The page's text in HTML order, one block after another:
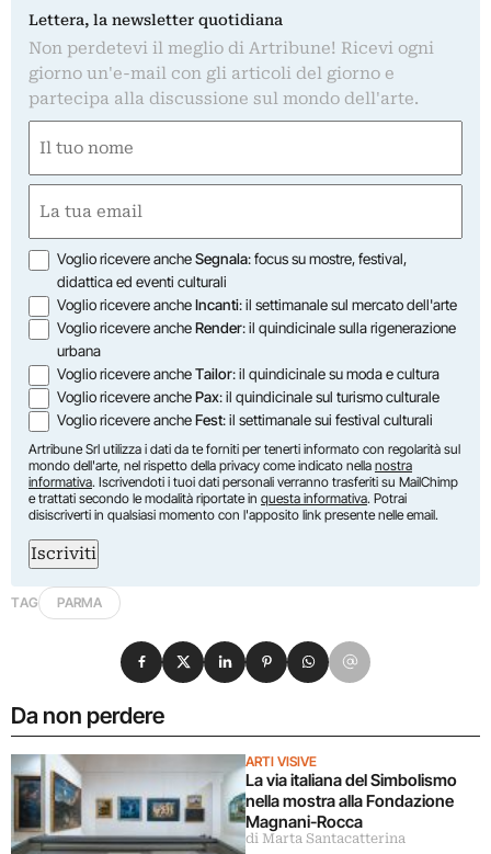
Lettera, la newsletter quotidiana
Non perdetevi il meglio di Artribune! Ricevi ogni
giorno un'e-mail con gli articoli del giorno e
partecipa alla discussione sul mondo dell'arte.
(Obbligatorio)
Nome
(Obbligatorio)
Opzioni
Voglio ricevere ancheSegnala: focus su mostre, festival,
didattica ed eventi culturali
Voglio ricevere ancheIncanti: il settimanale sul mercato dell'arte
Voglio ricevere ancheRender: il quindicinale sulla rigenerazione
urbana
Voglio ricevere ancheTailor: il quindicinale su moda e cultura
Voglio ricevere anchePax: il quindicinale sul turismo culturale
Voglio ricevere ancheFest: il settimanale sui festival culturali
Artribune Srl utilizza i dati da te forniti per tenerti informato con regolarità sul
mondo dell'arte, nel rispetto della privacy come indicato nella nostra
informativa. Iscrivendoti i tuoi dati personali verranno trasferiti su MailChimp
e trattati secondo le modalità riportate in questa informativa. Potrai
disiscriverti in qualsiasi momento con l'apposito link presente nelle email.
Iscriviti
TAG PARMA
Da non perdere
ARTI VISIVE
La via italiana del Simbolismo
nella mostra alla Fondazione
Magnani-Rocca
di Marta Santacatterina
Condividi su Facebook
Condividi su X
Condividi su LinkedIn
Condividi su Pinterest
Condividi su WhatsApp
Condividi su Email